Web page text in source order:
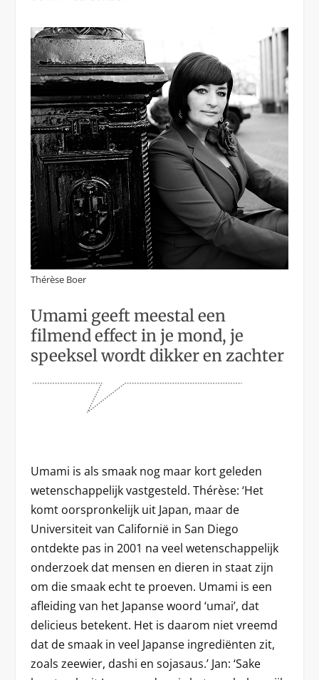
Thérèse Boer
Umami geeft meestal een
filmend effect in je mond, je
speeksel wordt dikker en zachter
Umami is als smaak nog maar kort geleden
wetenschappelijk vastgesteld. Thérèse: ‘Het
komt oorspronkelijk uit Japan, maar de
Universiteit van Californië in San Diego
ontdekte pas in 2001 na veel wetenschappelijk
onderzoek dat mensen en dieren in staat zijn
om die smaak echt te proeven. Umami is een
afleiding van het Japanse woord ‘umai’, dat
delicieus betekent. Het is daarom niet vreemd
dat de smaak in veel Japanse ingrediënten zit,
zoals zeewier, dashi en sojasaus.’ Jan: ‘Sake